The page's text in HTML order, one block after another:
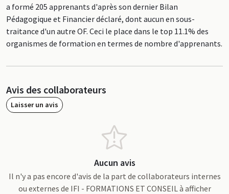
a formé 205 apprenants d'après son dernier Bilan
Pédagogique et Financier déclaré, dont aucun en sous-
traitance d'un autre OF. Ceci le place dans le top 11.1% des
organismes de formation en termes de nombre d'apprenants.
Avis des collaborateurs
Laisser un avis
Aucun avis
Il n'y a pas encore d'avis de la part de collaborateurs internes
ou externes de IFI - FORMATIONS ET CONSEIL à afficher